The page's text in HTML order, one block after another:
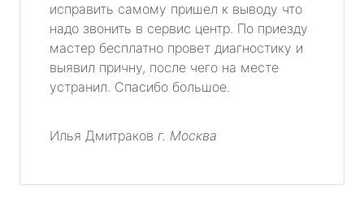
исправить самому пришел к выводу что
надо звонить в сервис центр. По приезду
мастер бесплатно провет диагностику и
выявил причну, после чего на месте
устранил. Спасибо большое.
Илья Дмитраков г. Москва